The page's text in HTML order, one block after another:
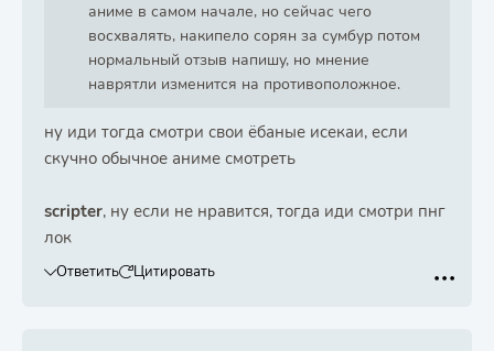
аниме в самом начале, но сейчас чего
восхвалять, накипело сорян за сумбур потом
нормальный отзыв напишу, но мнение
наврятли изменится на противоположное.
ну иди тогда смотри свои ёбаные исекаи, если
скучно обычное аниме смотреть
scripter, ну если не нравится, тогда иди смотри пнг
лок
Ответить Цитировать